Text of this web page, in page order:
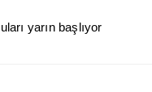
yarın başlıyor